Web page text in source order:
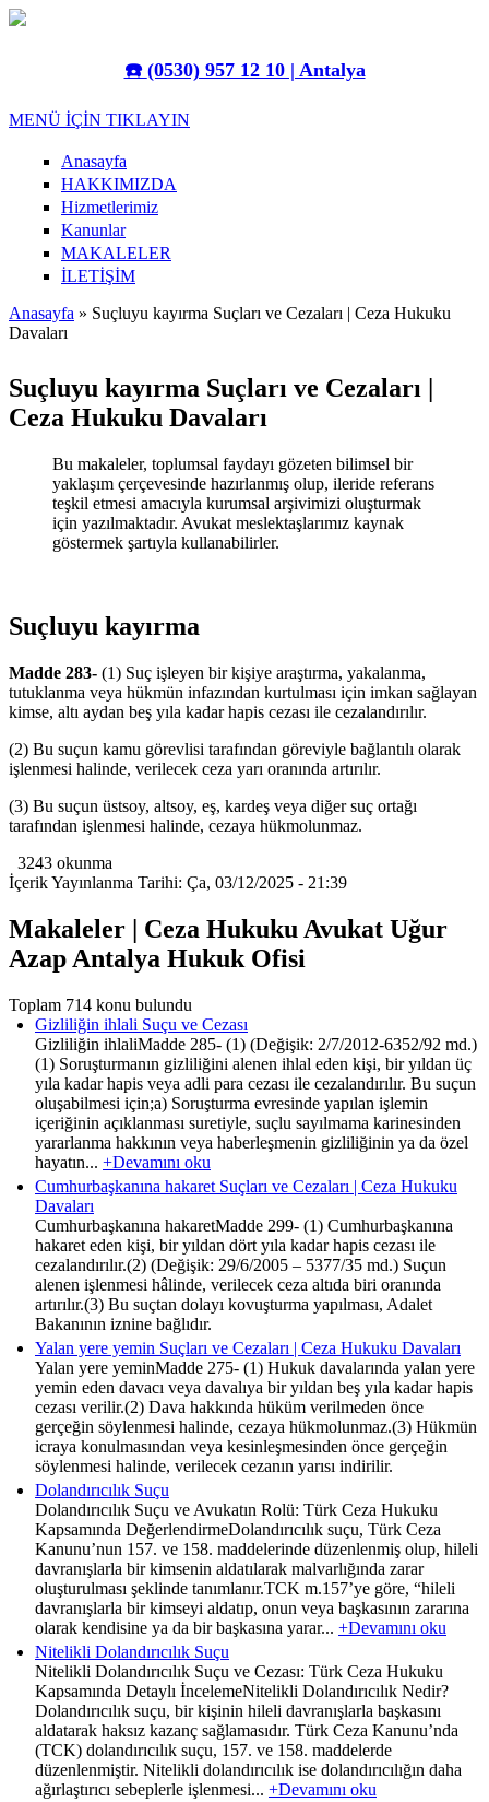
Ana içeriğe atla
☎️ (0530) 957 12 10 | Antalya
MENÜ İÇİN TIKLAYIN
Anasayfa
HAKKIMIZDA
Hizmetlerimiz
Kanunlar
MAKALELER
İLETİŞİM
Buradasınız
Anasayfa » Suçluyu kayırma Suçları ve Cezaları | Ceza Hukuku
Davaları
Suçluyu kayırma Suçları ve Cezaları |
Ceza Hukuku Davaları
Bu makaleler, toplumsal faydayı gözeten bilimsel bir
yaklaşım çerçevesinde hazırlanmış olup, ileride referans
teşkil etmesi amacıyla kurumsal arşivimizi oluşturmak
için yazılmaktadır. Avukat meslektaşlarımız kaynak
göstermek şartıyla kullanabilirler.
Suçluyu kayırma
Madde 283- (1) Suç işleyen bir kişiye araştırma, yakalanma,
tutuklanma veya hükmün infazından kurtulması için imkan sağlayan
kimse, altı aydan beş yıla kadar hapis cezası ile cezalandırılır.
(2) Bu suçun kamu görevlisi tarafından göreviyle bağlantılı olarak
işlenmesi halinde, verilecek ceza yarı oranında artırılır.
(3) Bu suçun üstsoy, altsoy, eş, kardeş veya diğer suç ortağı
tarafından işlenmesi halinde, cezaya hükmolunmaz.
3243 okunma
İçerik Yayınlanma Tarihi: Ça, 03/12/2025 - 21:39
Makaleler | Ceza Hukuku Avukat Uğur
Azap Antalya Hukuk Ofisi
Toplam 714 konu bulundu
Gizliliğin ihlali Suçu ve Cezası
Gizliliğin ihlaliMadde 285- (1) (Değişik: 2/7/2012-6352/92 md.)
(1) Soruşturmanın gizliliğini alenen ihlal eden kişi, bir yıldan üç
yıla kadar hapis veya adli para cezası ile cezalandırılır. Bu suçun
oluşabilmesi için;a) Soruşturma evresinde yapılan işlemin
içeriğinin açıklanması suretiyle, suçlu sayılmama karinesinden
yararlanma hakkının veya haberleşmenin gizliliğinin ya da özel
hayatın... +Devamını oku
Cumhurbaşkanına hakaret Suçları ve Cezaları | Ceza Hukuku
Davaları
Cumhurbaşkanına hakaretMadde 299- (1) Cumhurbaşkanına
hakaret eden kişi, bir yıldan dört yıla kadar hapis cezası ile
cezalandırılır.(2) (Değişik: 29/6/2005 – 5377/35 md.) Suçun
alenen işlenmesi hâlinde, verilecek ceza altıda biri oranında
artırılır.(3) Bu suçtan dolayı kovuşturma yapılması, Adalet
Bakanının iznine bağlıdır.
Yalan yere yemin Suçları ve Cezaları | Ceza Hukuku Davaları
Yalan yere yeminMadde 275- (1) Hukuk davalarında yalan yere
yemin eden davacı veya davalıya bir yıldan beş yıla kadar hapis
cezası verilir.(2) Dava hakkında hüküm verilmeden önce
gerçeğin söylenmesi halinde, cezaya hükmolunmaz.(3) Hükmün
icraya konulmasından veya kesinleşmesinden önce gerçeğin
söylenmesi halinde, verilecek cezanın yarısı indirilir.
Dolandırıcılık Suçu
Dolandırıcılık Suçu ve Avukatın Rolü: Türk Ceza Hukuku
Kapsamında DeğerlendirmeDolandırıcılık suçu, Türk Ceza
Kanunu’nun 157. ve 158. maddelerinde düzenlenmiş olup, hileli
davranışlarla bir kimsenin aldatılarak malvarlığında zarar
oluşturulması şeklinde tanımlanır.TCK m.157’ye göre, “hileli
davranışlarla bir kimseyi aldatıp, onun veya başkasının zararına
olarak kendisine ya da bir başkasına yarar... +Devamını oku
Nitelikli Dolandırıcılık Suçu
Nitelikli Dolandırıcılık Suçu ve Cezası: Türk Ceza Hukuku
Kapsamında Detaylı İncelemeNitelikli Dolandırıcılık Nedir?
Dolandırıcılık suçu, bir kişinin hileli davranışlarla başkasını
aldatarak haksız kazanç sağlamasıdır. Türk Ceza Kanunu’nda
(TCK) dolandırıcılık suçu, 157. ve 158. maddelerde
düzenlenmiştir. Nitelikli dolandırıcılık ise dolandırıcılığın daha
ağırlaştırıcı sebeplerle işlenmesi... +Devamını oku